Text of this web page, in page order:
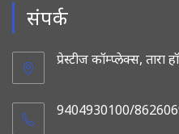
संपर्क
प्रेस्टीज कॉम्प्लेक्स, तारा
9404930100/